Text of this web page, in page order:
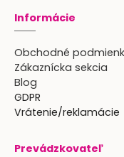
Informácie
Obchodné
Zákaznícka sekcia
Blog
GDPR
Vrátenie/reklamácie
Prevádzkovateľ